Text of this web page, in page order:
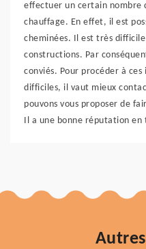
effectuer un certain nombre
chauffage. En effet, il est
cheminées. Il est très
constructions. Par
conviés. Pour procéder à
difficiles, il vaut mieux
pouvons vous proposer de
Il a une bonne réputation